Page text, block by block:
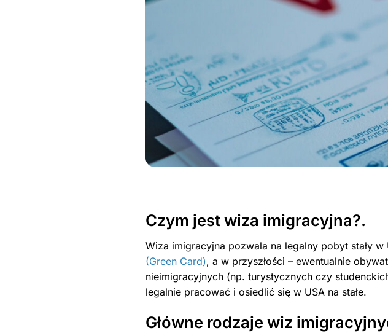
Czym jest wiza imigracyjna?.
Wiza imigracyjna pozwala na legalny pobyt stały
(Green Card), a w przyszłości – ewentualnie
nieimigracyjnych (np. turystycznych czy
legalnie pracować i osiedlić się w USA na stałe.
Główne rodzaje wiz